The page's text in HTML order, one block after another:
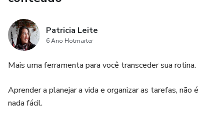
E se você não gostar, ou ver que não é pra você, eu
devolvo seu dinheiro.
Entre já para o grupo de protagonistas.
Assuma o controle da sua vida e realize seus sonhos.
Patricia Leite
6 Ano Hotmarter
Mais uma ferramenta para você transceder sua rotina.
Aprender a planejar a vida e organizar as tarefas, não é
nada fácil.